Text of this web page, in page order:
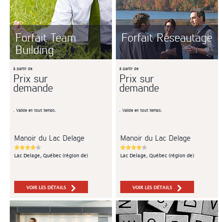
Forfait Team
Building
à partir de
Prix sur
demande
. Valide en tout temps.
Manoir du Lac Delage
Lac Delage, Québec (région de)
VOIR LES DÉTAILS
Forfait Réseautage
à partir de
Prix sur
demande
. Valide en tout temps.
Manoir du Lac Delage
Lac Delage, Québec (région de)
VOIR LES DÉTAILS